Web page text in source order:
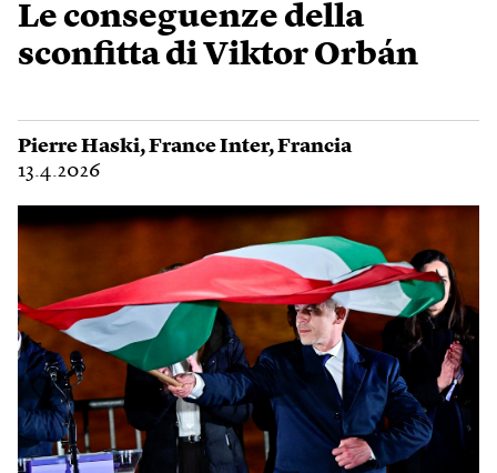
Le conseguenze della
sconfitta di Viktor Orbán
Pierre Haski,France Inter,Francia
13.4.2026